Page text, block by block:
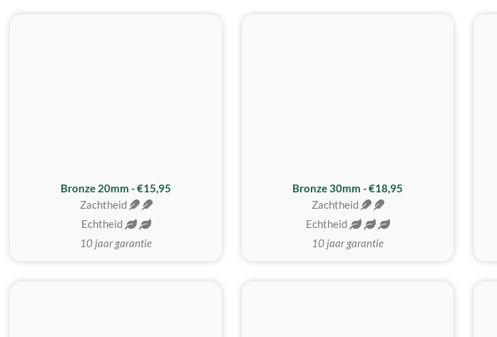
Bronze 20mm - €15,95
Zachtheid
Echtheid
10 jaar garantie
Bronze 30mm - €18,95
Zachtheid
Echtheid
10 jaar garantie